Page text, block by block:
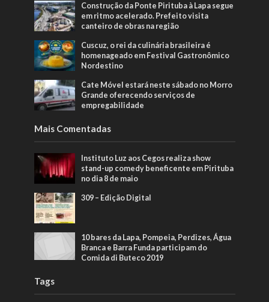
Construção da Ponte Pirituba à Lapa segue
em ritmo acelerado. Prefeito visita
canteiro de obras na região
Cuscuz, o rei da culinária brasileira é
homenageado em Festival Gastronômico
Nordestino
Cate Móvel estará neste sábado no Morro
Grande oferecendo serviços de
empregabilidade
Mais Comentadas
Instituto Luz aos Cegos realiza show
stand-up comedy beneficente em Pirituba
no dia 8 de maio
309 – Edição Digital
10 bares da Lapa, Pompeia, Perdizes, Água
Branca e Barra Funda participam do
Comida di Buteco 2019
Tags